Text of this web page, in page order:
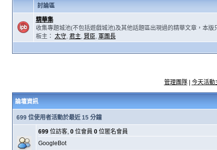
討論區
精華集
收集專題城池(不包括遊戲城池)及其他話題區出現過的精華文章，本版
板主： 太守, 君主, 賢臣, 軍團長
管理團隊| 今天活動
論壇資訊
699 位使用者活動於最近 15 分鐘
699位訪客, 0位會員 0位匿名會員
GoogleBot